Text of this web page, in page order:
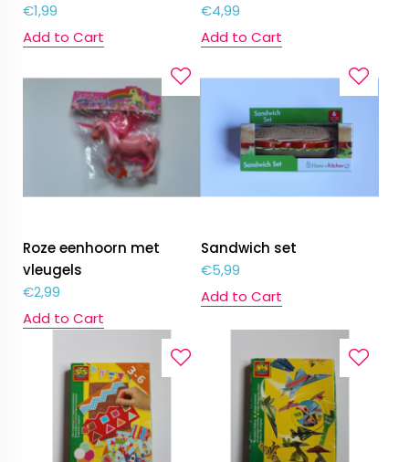
€1,99
Add to Cart
€4,99
Add to Cart
Roze eenhoorn met
vleugels
€2,99
Add to Cart
Sandwich set
€5,99
Add to Cart